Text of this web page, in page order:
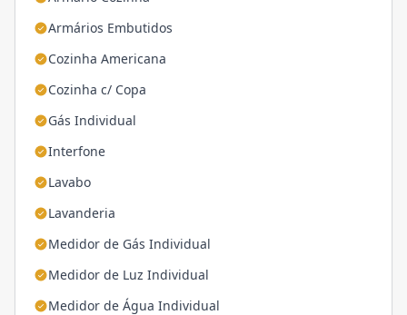
Armários Embutidos
Cozinha Americana
Cozinha c/ Copa
Gás Individual
Interfone
Lavabo
Lavanderia
Medidor de Gás Individual
Medidor de Luz Individual
Medidor de Água Individual